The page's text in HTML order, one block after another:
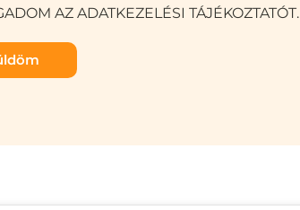
AZ ADATKEZELÉSI TÁJÉKOZTATÓT.